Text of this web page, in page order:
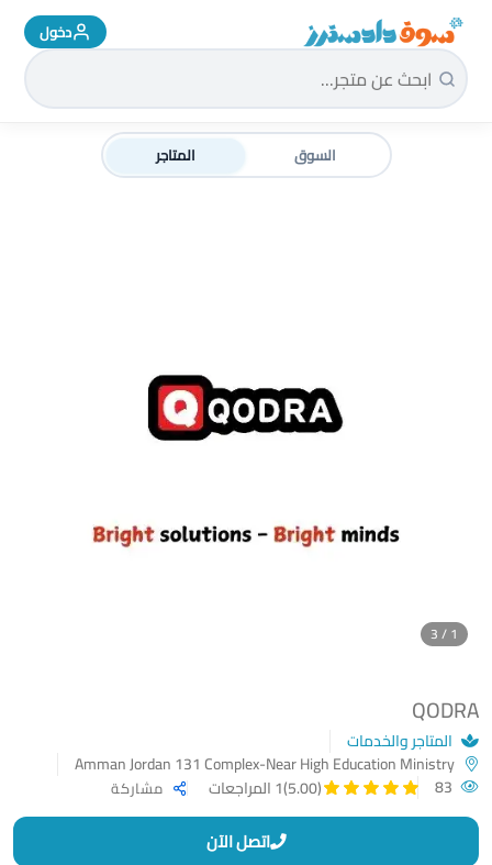
سوق دادسترز الرئيسية دخول
السوق المتاجر
QODRA
المتاجر والخدمات
(5.00) 1 المراجعات مشاركة
1 / 3
اتصل الآن